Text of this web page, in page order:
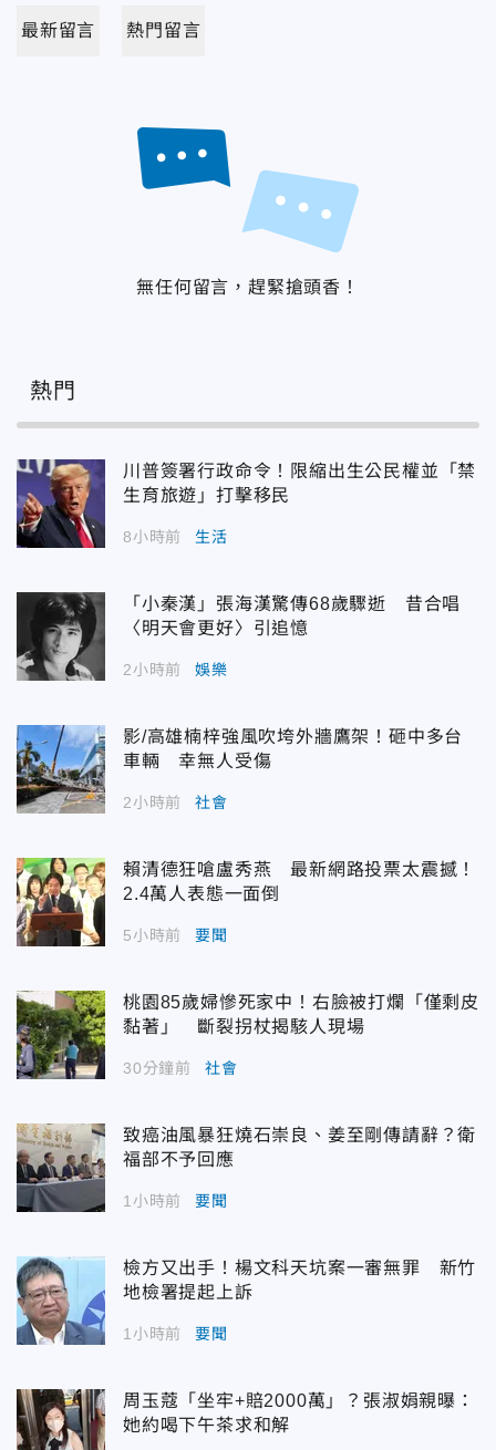
最新留言 熱門留言
無任何留言，趕緊搶頭香！
熱門
川普簽署行政命令！限縮出生公民權並「禁
生育旅遊」打擊移民
8小時前 生活
「小秦漢」張海漢驚傳68歲驟逝 昔合唱
〈明天會更好〉引追憶
2小時前 娛樂
影/高雄楠梓強風吹垮外牆鷹架！砸中多台
車輛 幸無人受傷
2小時前 社會
賴清德狂嗆盧秀燕 最新網路投票太震撼！
2.4萬人表態一面倒
5小時前 要聞
桃園85歲婦慘死家中！右臉被打爛「僅剩皮
黏著」 斷裂拐杖揭駭人現場
30分鐘前 社會
致癌油風暴狂燒石崇良、姜至剛傳請辭？衛
福部不予回應
1小時前 要聞
檢方又出手！楊文科天坑案一審無罪 新竹
地檢署提起上訴
1小時前 要聞
周玉蔻「坐牢+賠2000萬」？張淑娟親曝：
她約喝下午茶求和解